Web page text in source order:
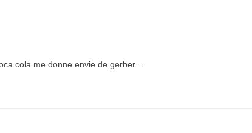
cola me donne envie de gerber…